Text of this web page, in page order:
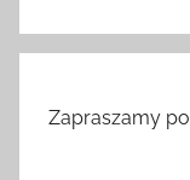
Zapraszamy po